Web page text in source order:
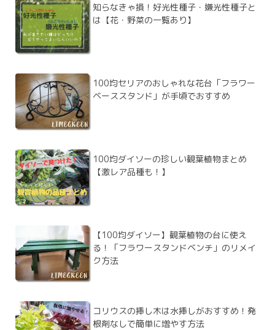
知らなきゃ損！好光性種子・嫌光性種子と
は【花・野菜の一覧あり】
100均セリアのおしゃれな花台「フラワー
ベーススタンド」が手頃でおすすめ
100均ダイソーの珍しい観葉植物まとめ
【激レア品種も！】
【100均ダイソー】観葉植物の台に使え
る！「フラワースタンドベンチ」のリメイ
ク方法
コリウスの挿し木は水挿しがおすすめ！発
根剤なしで簡単に増やす方法